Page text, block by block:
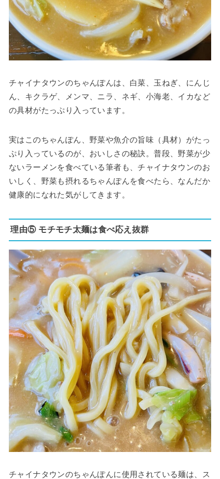
チャイナタウンのちゃんぽんは、白菜、玉ねぎ、にんじ
ん、キクラゲ、メンマ、ニラ、ネギ、小海老、イカなど
の具材がたっぷり入っています。
実はこのちゃんぽん、野菜や魚介の旨味（具材）がたっ
ぷり入っているのが、おいしさの秘訣。普段、野菜が少
ないラーメンを食べている筆者も、チャイナタウンのお
いしく、野菜も摂れるちゃんぽんを食べたら、なんだか
健康的になれた気がしてきます。
理由⑤ モチモチ太麺は食べ応え抜群
チャイナタウンのちゃんぽんに使用されている麺は、ス